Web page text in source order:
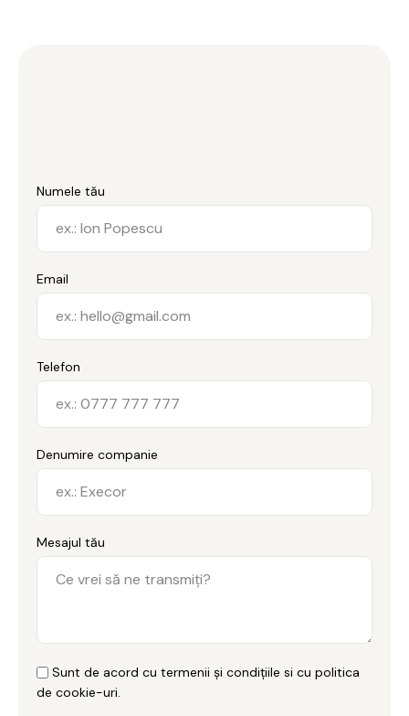
Numele tău
Email
Telefon
Denumire companie
Mesajul tău
Sunt de acord cu termenii și condițiile si cu politica
de cookie-uri.